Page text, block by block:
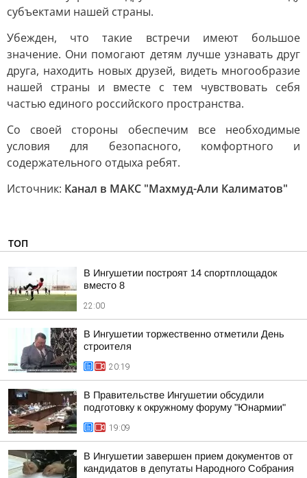
субъектами нашей страны.
Убежден, что такие встречи имеют большое
значение. Они помогают детям лучше узнавать друг
друга, находить новых друзей, видеть многообразие
нашей страны и вместе с тем чувствовать себя
частью единого российского пространства.
Со своей стороны обеспечим все необходимые
условия для безопасного, комфортного и
содержательного отдыха ребят.
Источник: Канал в МАКС "Махмуд-Али Калиматов"
ТОП
В Ингушетии построят 14 спортплощадок
вместо 8
22:00
В Ингушетии торжественно отметили День
строителя
20:19
В Правительстве Ингушетии обсудили
подготовку к окружному форуму "Юнармии"
19:09
В Ингушетии завершен прием документов от
кандидатов в депутаты Народного Собрания